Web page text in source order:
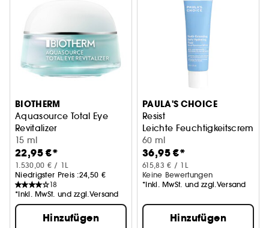
BIOTHERM
Aquasource Total Eye
Revitalizer
Kühlende, abschwellende Augenpflege
15 ml
22,95 €*
1.530,00 € / 1L
Niedrigster Preis :24,50 €
18
*Inkl. MwSt. und zzgl.Versand
Hinzufügen
PAULA'S CHOICE
Resist
Leichte Feuchtigkeitscreme
60 ml
36,95 €*
615,83 € / 1L
Keine Bewertungen
*Inkl. MwSt. und zzgl.Versand
Hinzufügen